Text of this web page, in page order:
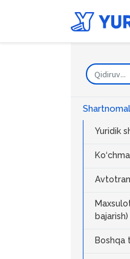
Yuridik
Boshqa